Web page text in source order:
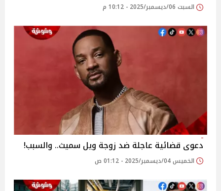
السبت 06/ديسمبر/2025 - 10:12 م
دعوى قضائية عاجلة ضد زوجة ويل سميث.. والسبب!
الخميس 04/ديسمبر/2025 - 01:12 ص